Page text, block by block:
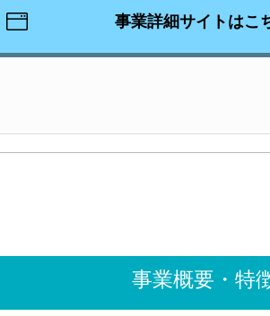
事業詳細サイトはこ
事業概要・特